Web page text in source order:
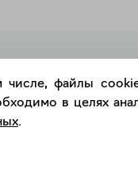
файлы
в целях
.